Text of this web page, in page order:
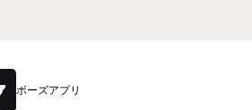
ボーズアプリ